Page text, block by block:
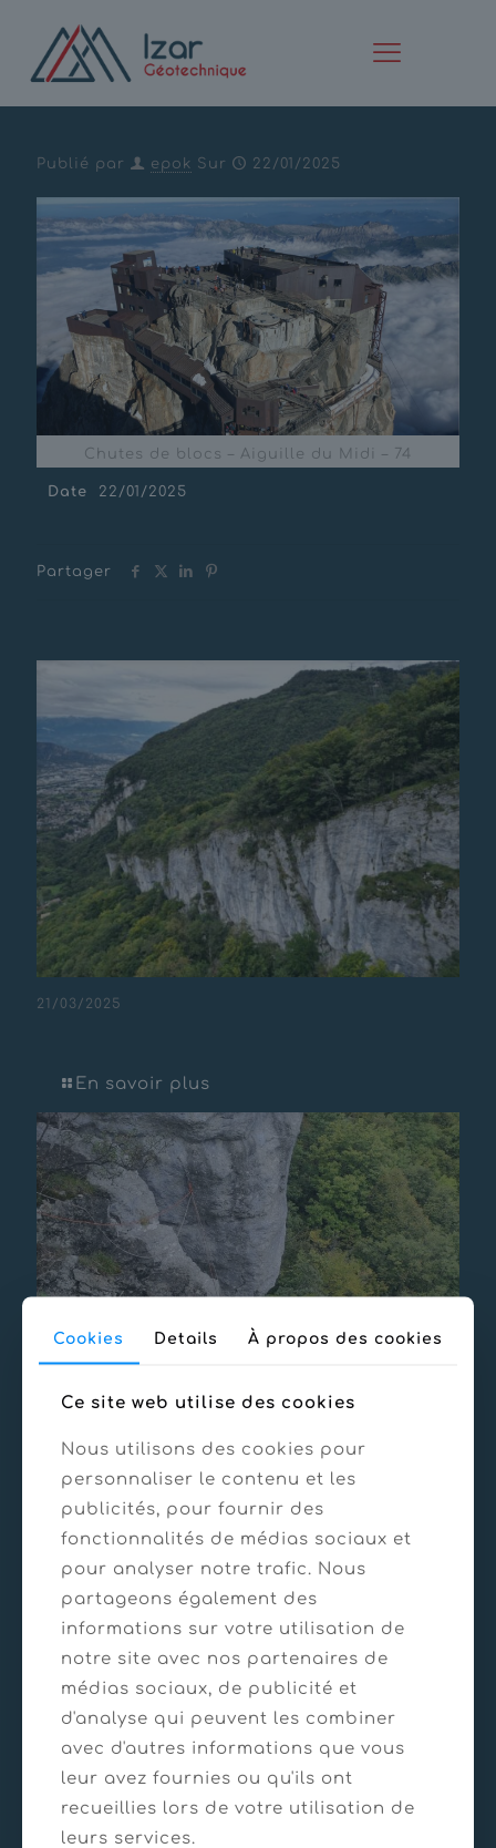
Chutes de blocs – Aiguille
Publié par epok Sur 22/01/2025
Chutes de blocs – Aiguille du Midi – 74
Date 22/01/2025
Partager
21/03/2025
En savoir plus
21/03/2025
Sécurisation de falaise – Sassenage
Cookies Details À propos des cookies
Ce site web utilise des cookies
Nous utilisons des cookies pour
personnaliser le contenu et les
publicités, pour fournir des
fonctionnalités de médias sociaux et
pour analyser notre trafic. Nous
partageons également des
informations sur votre utilisation de
notre site avec nos partenaires de
médias sociaux, de publicité et
d'analyse qui peuvent les combiner
avec d'autres informations que vous
leur avez fournies ou qu'ils ont
recueillies lors de votre utilisation de
leurs services.